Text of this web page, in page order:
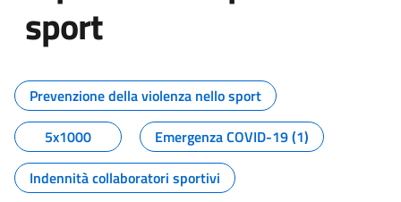
sport
Tutti i contenuti della pagina
Prevenzione della violenza nello sport
5x1000
Emergenza COVID-19 (1)
Indennità collaboratori sportivi